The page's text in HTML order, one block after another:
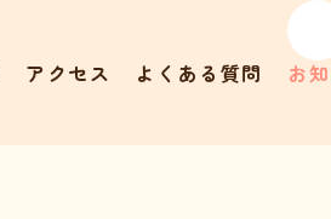
アクセス よくある質問 お